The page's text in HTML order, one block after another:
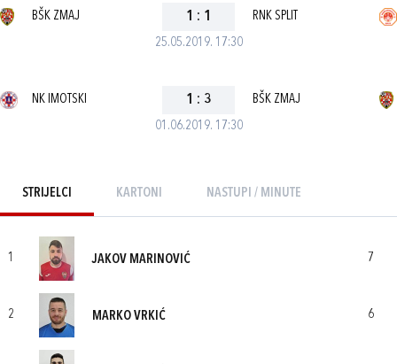
25.05.2019. 17:30
BŠK ZMAJ 1 : 1 RNK SPLIT
01.06.2019. 17:30
NK IMOTSKI 1 : 3 BŠK ZMAJ
STRIJELCI KARTONI NASTUPI / MINUTE
1 JAKOV MARINOVIĆ 7
2 MARKO VRKIĆ 6